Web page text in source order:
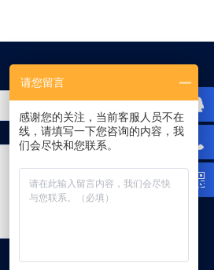
请您留言
感谢您的关注，当前客服人员不在
线，请填写一下您咨询的内容，我
们会尽快和您联系。